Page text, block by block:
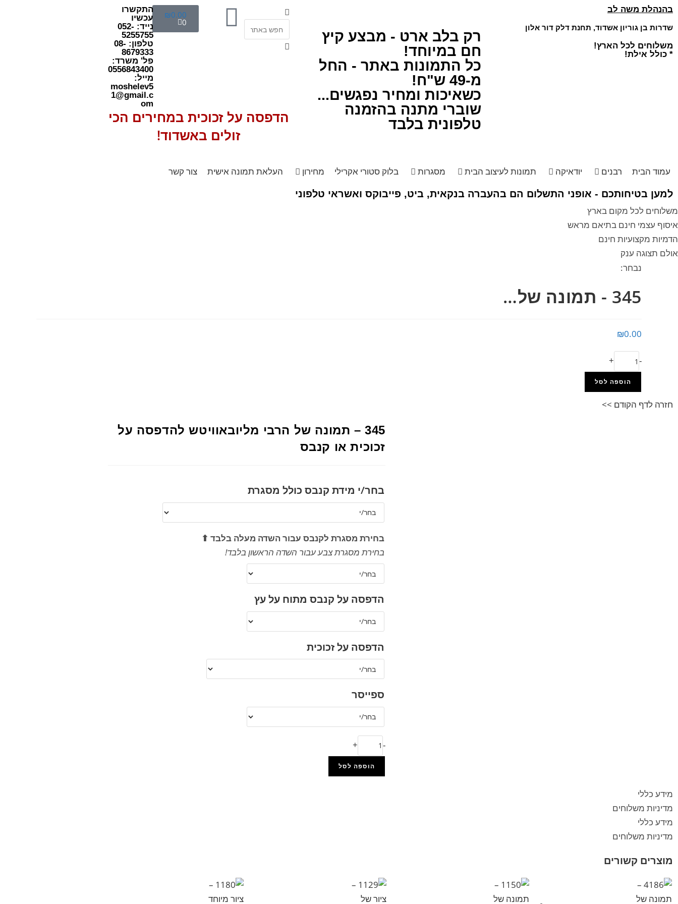
בהנהלת משה לב
שדרות בן גוריון אשדוד, תחנת דלק דור אלון
משלוחים לכל הארץ!
* כולל אילת!
רק בלב ארט - מבצע קיץ
חם במיוחד!
כל התמונות באתר - החל
מ-49 ש"ח!
כשאיכות ומחיר נפגשים...
שוברי מתנה בהזמנה
טלפונית בלבד
₪0.00
0
התקשרו
עכשיו
נייד: 052-
5255755
טלפון: 08-
8679333
פל' משרד:
0556843400
מייל:
moshelev5
1@gmail.c
om
הדפסה על זכוכית במחירים הכי
זולים באשדוד!
עמוד הבית רבנים יודאיקה תמונות לעיצוב הבית מסגרות בלוק סטורי אקרילי מחירון העלאת תמונה אישית צור קשר
למען בטיחותכם - אופני התשלום הם בהעברה בנקאית, ביט, פייבוקס ואשראי טלפוני
משלוחים לכל מקום בארץ
איסוף עצמי חינם בתיאם מראש
הדמיות מקצועיות חינם
אולם תצוגה ענק
נבחר:
345 - תמונה של…
₪0.00
-
+
הוספה לסל
חזרה לדף הקודם >>
345 – תמונה של הרבי מליובאוויטש להדפסה על
זכוכית או קנבס
בחר/י מידת קנבס כולל מסגרת
בחירת מסגרת לקנבס עבור השדה מעלה בלבד ⬆
בחירת מסגרת צבע עבור השדה הראשון בלבד!
הדפסה על קנבס מתוח על עץ
הדפסה על זכוכית
ספייסר
-
+
הוספה לסל
מידע כללי
מדיניות משלוחים
מידע כללי
מדיניות משלוחים
מוצרים קשורים